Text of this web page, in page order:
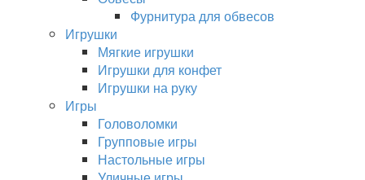
Фурнитура для обвесов
Игрушки
Мягкие игрушки
Игрушки для конфет
Игрушки на руку
Игры
Головоломки
Групповые игры
Настольные игры